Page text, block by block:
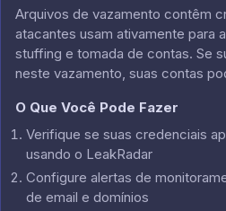
Arquivos de vazamento contêm
atacantes usam ativamente para
stuffing e tomada de contas. Se
neste vazamento, suas contas
O Que Você Pode Fazer
Verifique se suas credenciais
usando o LeakRadar
Configure alertas de
de email e domínios